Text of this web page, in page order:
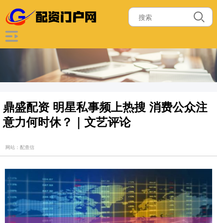
鼎盛配资 明星私事频上热搜 消费公众注
意力何时休？｜文艺评论
网站：配查信